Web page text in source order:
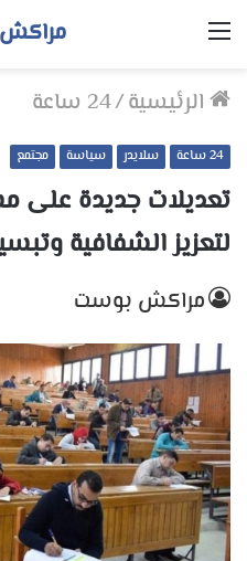
القائمة
الرئيسية/24 ساعة
24 ساعة سلايدر سياسة مجتمع
تعديلات جديدة على
لتعزيز الشفافية
مراكش بوست